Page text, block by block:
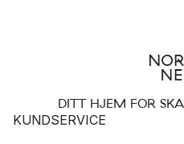
DITT HJEM FOR
KUNDSERVICE